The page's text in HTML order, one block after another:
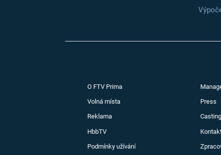
O FTV Prima
Volná místa Press
Reklama
HbbTV
Podmínky užívání